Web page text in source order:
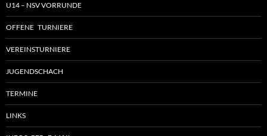
U14 – NSV VORRUNDE
OFFENE TURNIERE
VEREINSTURNIERE
JUGENDSCHACH
TERMINE
LINKS